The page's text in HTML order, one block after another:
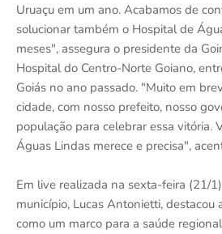
Uruaçu em um ano. Acabamos de
solucionar também o Hospital de
meses", assegura o presidente da
Hospital do Centro-Norte Goiano,
Goiás no ano passado. "Muito em
cidade, com nosso prefeito, nosso
população para celebrar essa vitória.
Águas Lindas merece e precisa",
Em live realizada na sexta-feira (21/
município, Lucas Antonietti, destacou
como um marco para a saúde